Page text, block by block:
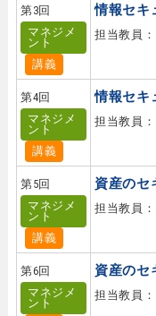
第3回
マネジメ
ント
講義
情報セキ
担当教員
第4回
マネジメ
ント
講義
情報セキ
担当教員
第5回
マネジメ
ント
講義
資産のセ
担当教員
第6回
マネジメ
ント
資産のセ
担当教員